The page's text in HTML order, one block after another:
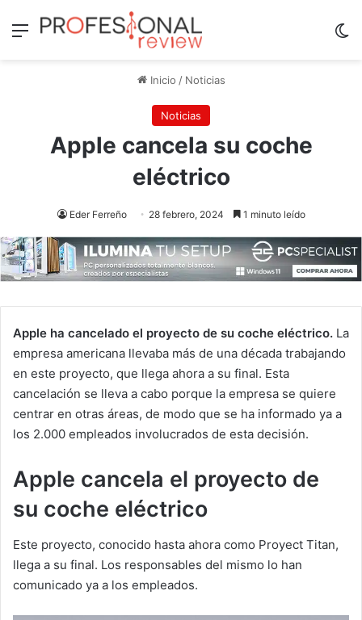
Menú
Inicio / Noticias
Noticias
Apple cancela su coche
eléctrico
Eder Ferreño 28 febrero, 2024 1 minuto leído
Apple ha cancelado el proyecto de su coche eléctrico. La
empresa americana llevaba más de una década trabajando
en este proyecto, que llega ahora a su final. Esta
cancelación se lleva a cabo porque la empresa se quiere
centrar en otras áreas, de modo que se ha informado ya a
los 2.000 empleados involucrados de esta decisión.
Apple cancela el proyecto de
su coche eléctrico
Este proyecto, conocido hasta ahora como Proyect Titan,
llega a su final. Los responsables del mismo lo han
comunicado ya a los empleados.